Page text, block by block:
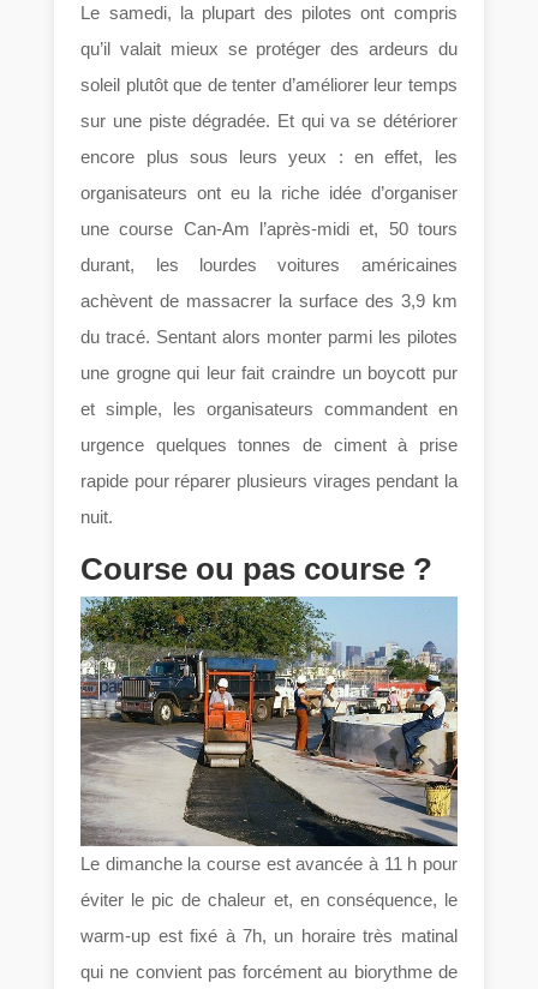
Le samedi, la plupart des pilotes ont compris
qu’il valait mieux se protéger des ardeurs du
soleil plutôt que de tenter d’améliorer leur temps
sur une piste dégradée. Et qui va se détériorer
encore plus sous leurs yeux : en effet, les
organisateurs ont eu la riche idée d’organiser
une course Can-Am l’après-midi et, 50 tours
durant, les lourdes voitures américaines
achèvent de massacrer la surface des 3,9 km
du tracé. Sentant alors monter parmi les pilotes
une grogne qui leur fait craindre un boycott pur
et simple, les organisateurs commandent en
urgence quelques tonnes de ciment à prise
rapide pour réparer plusieurs virages pendant la
nuit.
Course ou pas course ?
Le dimanche la course est avancée à 11 h pour
éviter le pic de chaleur et, en conséquence, le
warm-up est fixé à 7h, un horaire très matinal
qui ne convient pas forcément au biorythme de